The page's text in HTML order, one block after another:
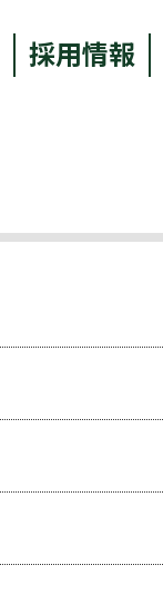
採用情報